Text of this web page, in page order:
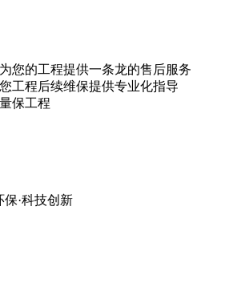
您的工程提供一条龙的售后服务
工程后续维保提供专业化指导
保工程
保·科技创新